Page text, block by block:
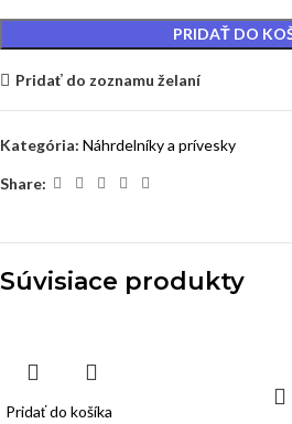
PRIDAŤ DO
Pridať do zoznamu želaní
Kategória: Náhrdelníky a prívesky
Share:
Súvisiace produkty
Pridať do košíka